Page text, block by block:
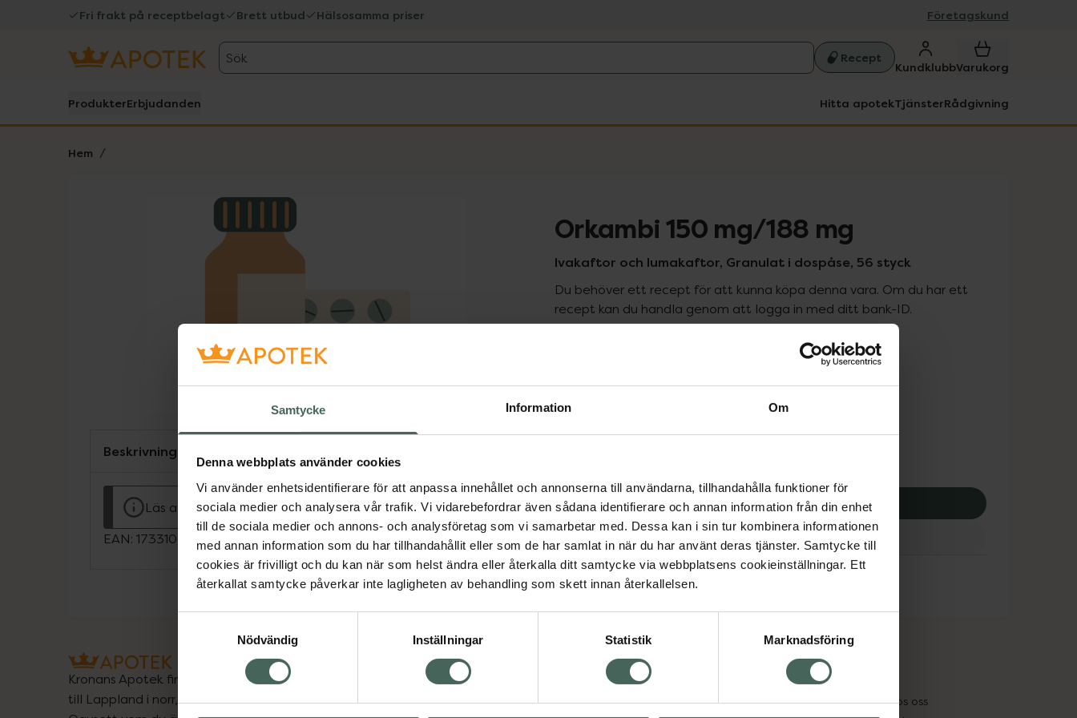
Samtycke Information Om
Denna webbplats använder cookies
Vi använder enhetsidentifierare för att anpassa innehållet och annonserna till användarna, tillhandahålla funktioner för
sociala medier och analysera vår trafik. Vi vidarebefordrar även sådana identifierare och annan information från din enhet
till de sociala medier och annons- och analysföretag som vi samarbetar med. Dessa kan i sin tur kombinera informationen
med annan information som du har tillhandahållit eller som de har samlat in när du har använt deras tjänster. Samtycke till
cookies är frivilligt och du kan när som helst ändra eller återkalla ditt samtycke via webbplatsens cookieinställningar. Ett
återkallat samtycke påverkar inte lagligheten av behandling som skett innan återkallelsen.
Nödvändig
Inställningar Statistik Marknadsföring
Fri frakt på receptbelagt Brett utbud Hälsosamma priser Företagskund
Sök Recept
KundklubbVarukorg
ProdukterErbjudanden Hitta apotekTjänsterRådgivning
Hem
Lista: . Innehåller 1 objekt. Orkambi 150 mg/188 mg
Ivakaftor och lumakaftor, Granulat i dospåse, 56 styck
Du behöver ett recept för att kunna köpa denna vara. Om du har ett
recept kan du handla genom att logga in med ditt bank-ID.
Pris med recept
107925 kr
Köp via ditt recept
Aktuella erbjudanden
Beskrivning
Läs alltid bipacksedeln innan användning.
EAN: 17331009006107
Kronans Apotek finns här för dig. Du hittar oss från Skåne i syd
till Lappland i norr, och online i mobilen och på datorn.
Vanliga frågor
Om recept och läkemedel
Högkostnadsskyddet
Jobba hos oss